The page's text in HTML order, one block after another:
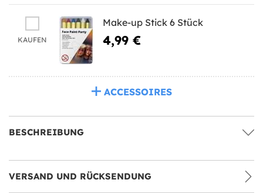
KAUFEN
Make-up Stick 6 Stück
4,99 €
ACCESSOIRES
BESCHREIBUNG
VERSAND UND RÜCKSENDUNG